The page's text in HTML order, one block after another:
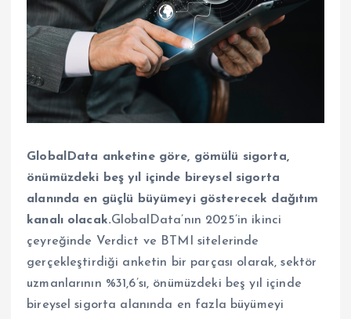
GlobalData anketine göre, gömülü sigorta,
önümüzdeki beş yıl içinde bireysel sigorta
alanında en güçlü büyümeyi gösterecek dağıtım
kanalı olacak.GlobalData’nın 2025’in ikinci
çeyreğinde Verdict ve BTMI sitelerinde
gerçekleştirdiği anketin bir parçası olarak, sektör
uzmanlarının %31,6’sı, önümüzdeki beş yıl içinde
bireysel sigorta alanında en fazla büyümeyi